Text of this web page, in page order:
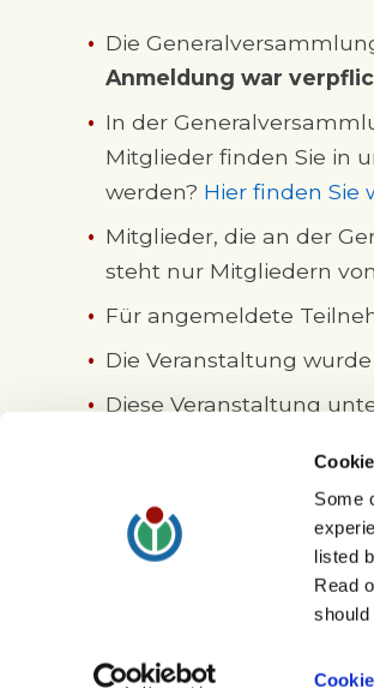
Some
listed
Read
should
Die
Anmeldung war
In der
Mitglieder finden Sie in
werden? Hier finden Sie
Mitglieder, die an der
steht nur Mitgliedern
Für angemeldete
Die Veranstaltung
Diese Veranstaltung